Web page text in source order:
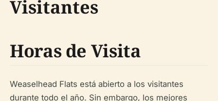
Visitantes
Horas de Visita
Weaselhead Flats está abierto a los visitantes
durante todo el año. Sin embargo, los mejores